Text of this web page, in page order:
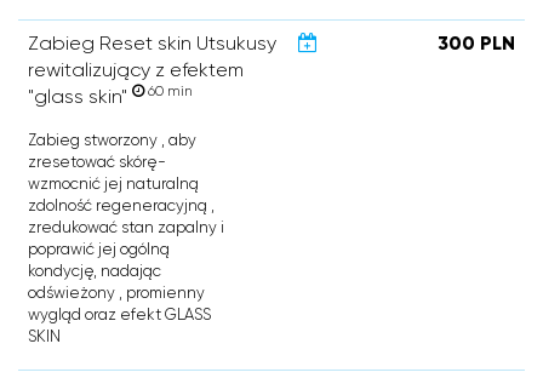
Zabieg Reset skin Utsukusy
rewitalizujący z efektem
"glass skin"
60 min
300 PLN
Zabieg stworzony , aby
zresetować skórę-
wzmocnić jej naturalną
zdolność regeneracyjną ,
zredukować stan zapalny i
poprawić jej ogólną
kondycję, nadając
odświeżony , promienny
wygląd oraz efekt GLASS
SKIN